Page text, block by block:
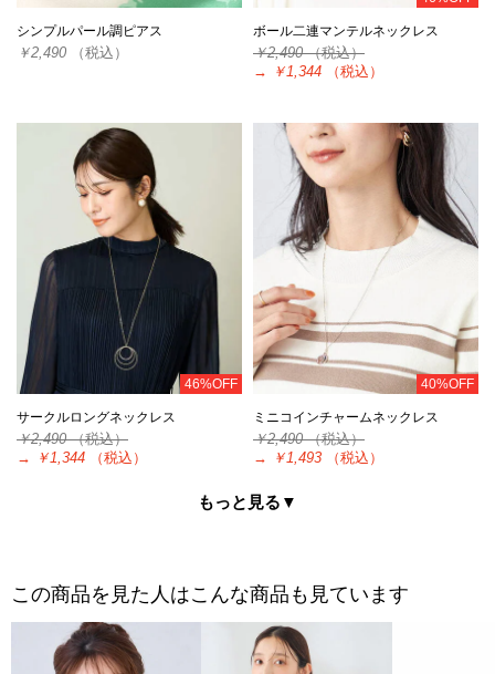
シンプルパール調ピアス
￥2,490 （税込）
ボール二連マンテルネックレス
￥2,490（税込）
→
￥1,344 （税込）
46%OFF
サークルロングネックレス
￥2,490（税込）
→
￥1,344 （税込）
40%OFF
ミニコインチャームネックレス
￥2,490（税込）
→
￥1,493 （税込）
もっと見る▼
この商品を見た人はこんな商品も見ています